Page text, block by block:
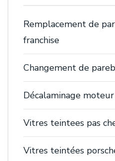
Remplacement de
franchise
Changement de
Décalaminage
Vitres teintees pas
Vitres teintées